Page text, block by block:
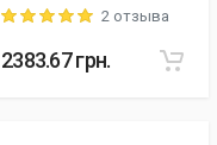
Rating: 5 out of 52 отзыва
2383.67грн.